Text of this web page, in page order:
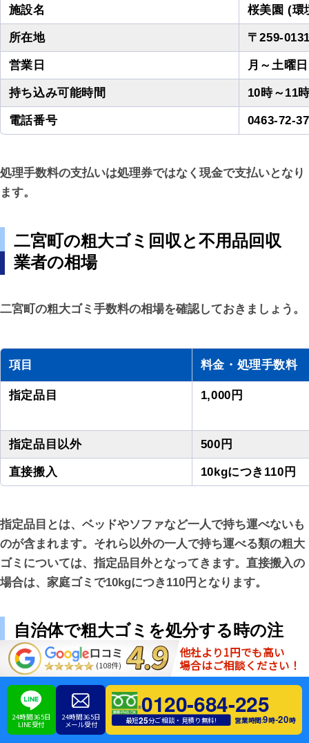
施設名 桜美園 (環
所在地 〒259-
営業日 月～土曜
持ち込み可能時間 10時～11
電話番号 0463-72-
処理手数料の支払いは処理券ではなく現金で支払いとなり
ます。
二宮町の粗大ゴミ回収と不用品回収
業者の相場
二宮町の粗大ゴミ手数料の相場を確認しておきましょう。
項目 料金・処理手数料
指定品目 1,000円
指定品目以外 500円
直接搬入 10kgにつき110円
指定品目とは、ベッドやソファなど一人で持ち運べないも
のが含まれます。それら以外の一人で持ち運べる類の粗大
ゴミについては、指定品目外となってきます。直接搬入の
場合は、家庭ゴミで10kgにつき110円となります。
自治体で粗大ゴミを処分する時の注
意点
自治体で粗大ゴミを処分する際には注意点があります。こ
の注意点をしっかり頭に入れたうえで利用する必要があり
ます。以下のような注意点を確認しておいてください。
口コミ
(108件)
他社より1円でも高い
場合はご相談ください！
24時間365日
LINE受付
24時間365日
メール受付
0120-684-225
最短25分ご相談・見積り無料! 営業時間:9時-20時